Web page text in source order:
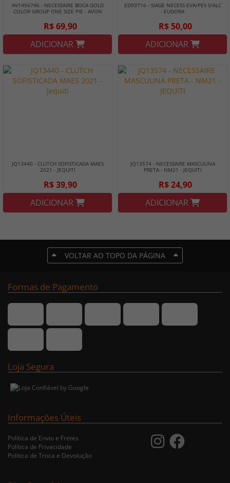
AV1456746 - NECESSAIRE BOCA GOLD
COLOR GROUP ONE SIZE PIE - AVON
R$ 69,90
ADICIONAR
ED93716 - SIAGE NECESS EVA/PES S/ALC
- EUDORA
R$ 50,00
ADICIONAR
JQ13440 - CLUTCH SOFISTICADA MAES
2021 - JEQUITI
R$ 39,90
ADICIONAR
JQ13574 - NECESSAIRE MASCULINA
PRETA - NM21 - JEQUITI
R$ 24,90
ADICIONAR
VOLTAR AO TOPO DA PÁGINA
Formas de Pagamento
Loja Segura
Informações Úteis
Política de Envio e Fretes
Política de Privacidade
Política de Troca e Devolução